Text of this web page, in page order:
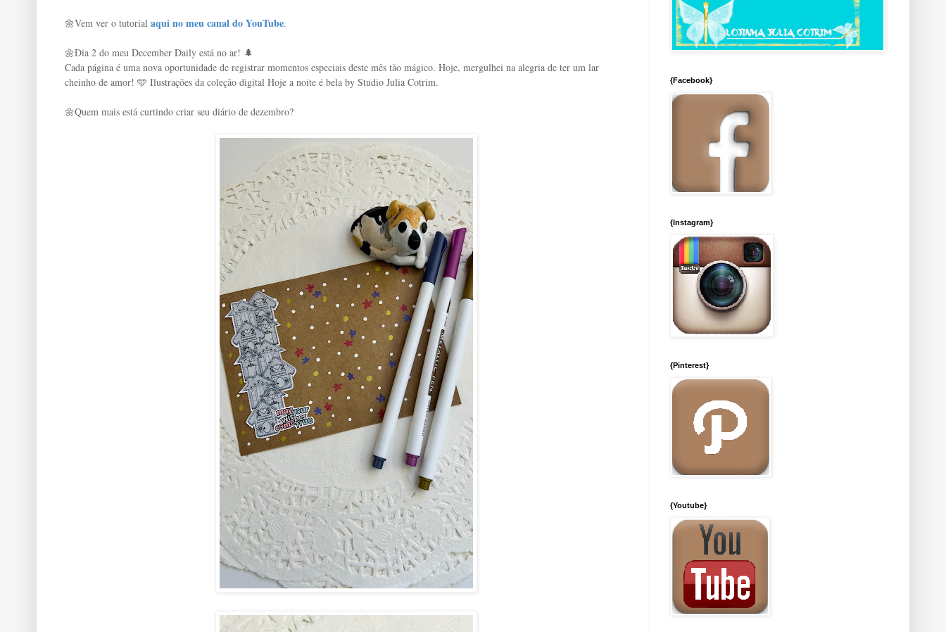
🌼Vem ver o tutorial aqui no meu canal do YouTube.
🌼Dia 2 do meu December Daily está no ar! 🌲
Cada página é uma nova oportunidade de registrar momentos especiais deste mês tão mágico. Hoje, mergulhei na alegria de ter um lar
cheinho de amor! 🩵 Ilustrações da coleção digital Hoje a noite é bela by Studio Julia Cotrim.
🌼Quem mais está curtindo criar seu diário de dezembro?
{Facebook}
{Instagram}
{Pinterest}
{Youtube}